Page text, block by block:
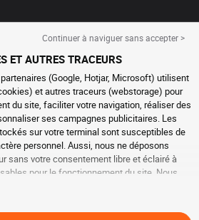
Continuer à naviguer sans accepter >
ET AUTRES TRACEURS
(Google, Hotjar, Microsoft) utilisent
et autres traceurs (webstorage) pour
du site, faciliter votre navigation, réaliser des
ses campagnes publicitaires. Les
sur votre terminal sont susceptibles de
personnel. Aussi, nous ne déposons
sans votre consentement libre et éclairé à
pour le fonctionnement du site. Nous
en vous rendant sur la
de continuer à naviguer sans accepter le